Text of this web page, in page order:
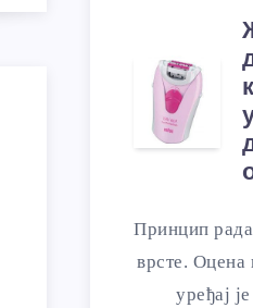
Принцип
врсте. Оцена
уређај